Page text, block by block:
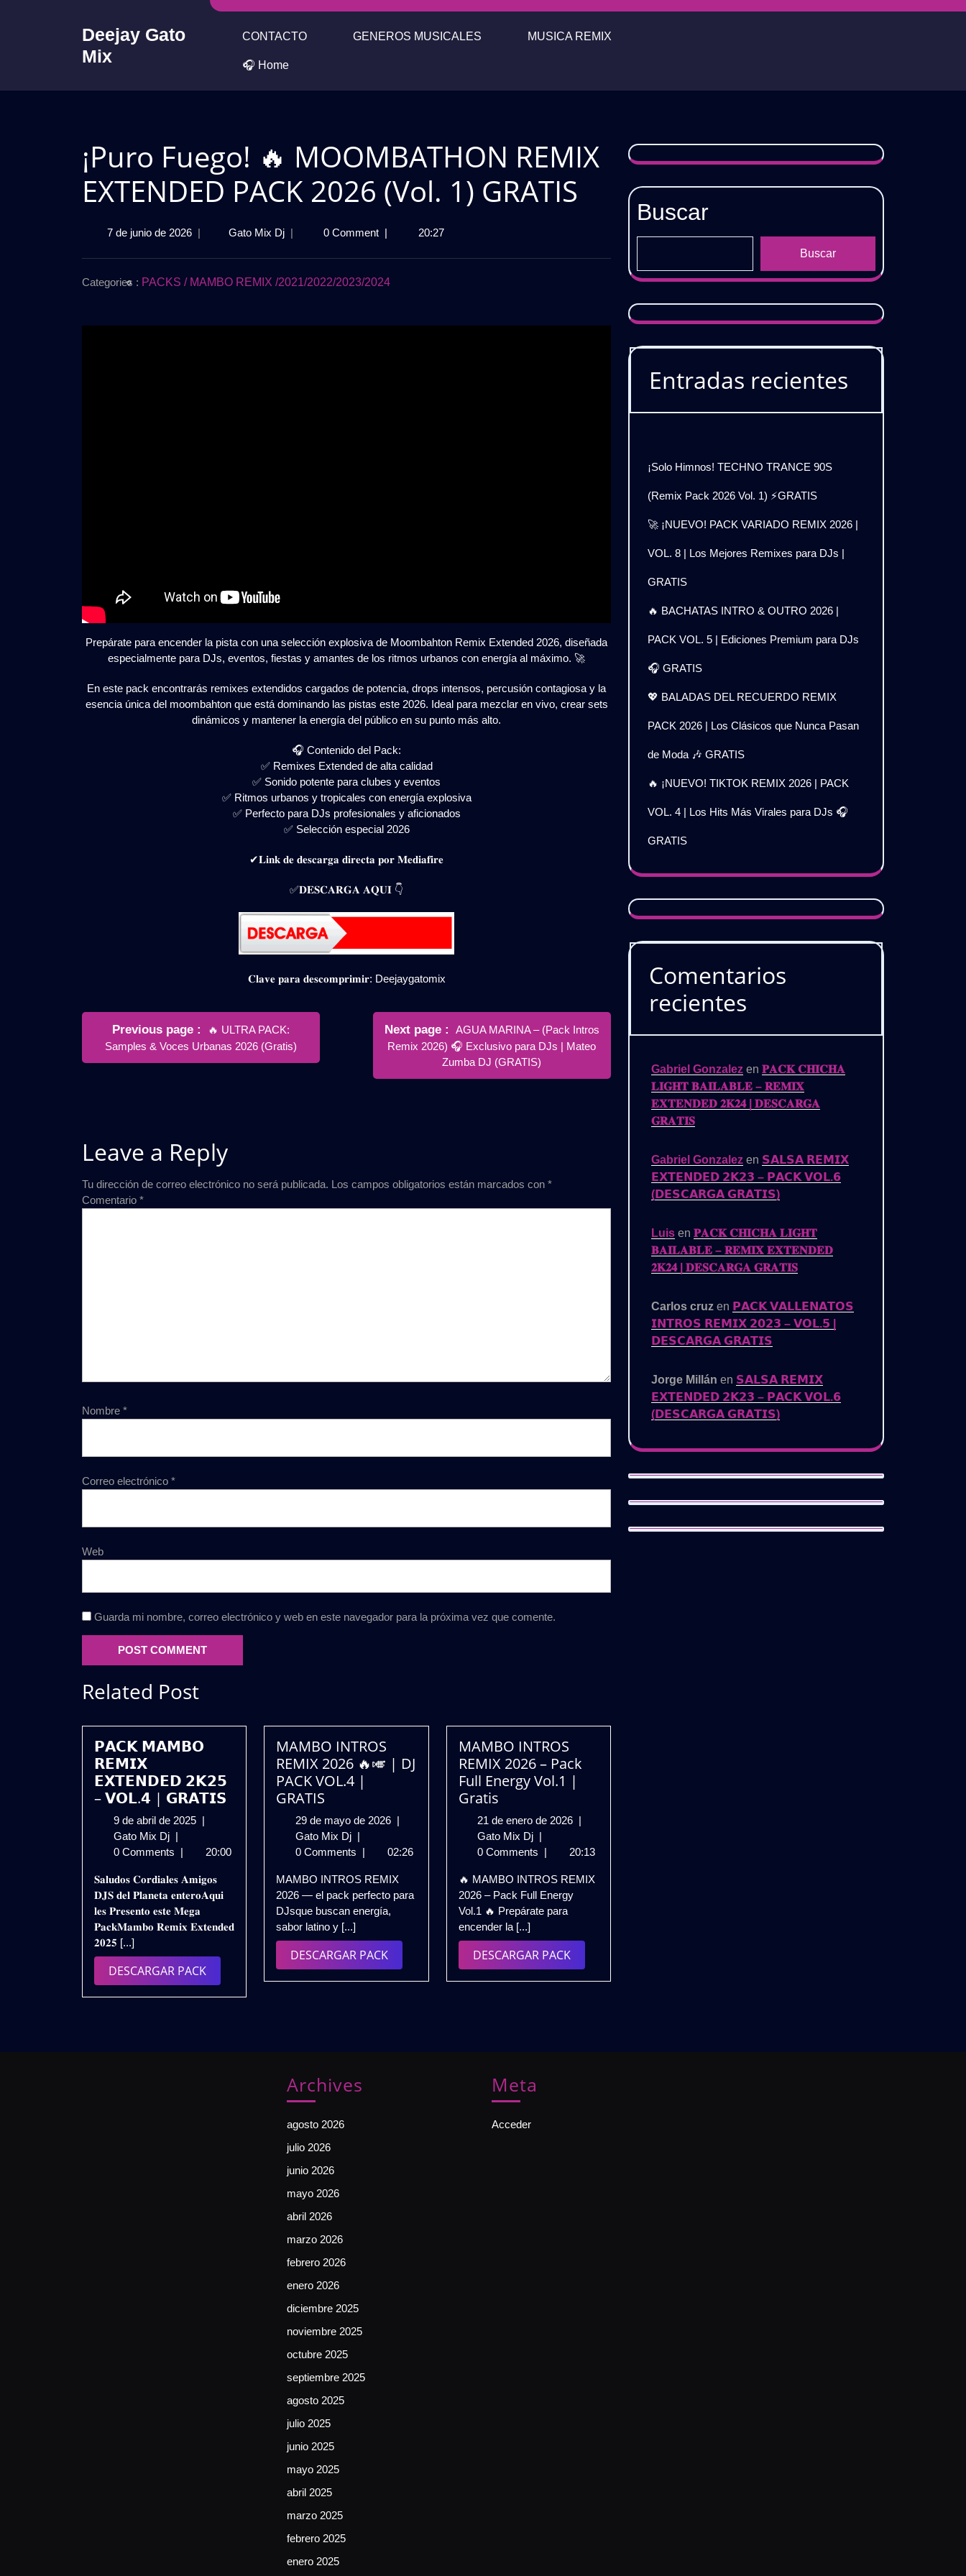
Deejay Gato
Mix
CONTACTO GENEROS MUSICALES MUSICA REMIX
🎧 Home
¡Puro Fuego! 🔥 MOOMBATHON REMIX
EXTENDED PACK 2026 (Vol. 1) GRATIS
7 de junio de 20267
de
| Gato Mix Dj¡Puro
MOOMBATHON
PACK
| 0 Comment | 20:27
Categories : PACKS / MAMBO REMIX /2021/2022/2023/2024
Prepárate para encender la pista con una selección explosiva de Moombahton Remix Extended 2026, diseñada
especialmente para DJs, eventos, fiestas y amantes de los ritmos urbanos con energía al máximo. 🚀
En este pack encontrarás remixes extendidos cargados de potencia, drops intensos, percusión contagiosa y la
esencia única del moombahton que está dominando las pistas este 2026. Ideal para mezclar en vivo, crear sets
dinámicos y mantener la energía del público en su punto más alto.
🎧 Contenido del Pack:
✅ Remixes Extended de alta calidad
✅ Sonido potente para clubes y eventos
✅ Ritmos urbanos y tropicales con energía explosiva
✅ Perfecto para DJs profesionales y aficionados
✅ Selección especial 2026
✔𝐋𝐢𝐧𝐤 𝐝𝐞 𝐝𝐞𝐬𝐜𝐚𝐫𝐠𝐚 𝐝𝐢𝐫𝐞𝐜𝐭𝐚 𝐩𝐨𝐫 𝐌𝐞𝐝𝐢𝐚𝐟𝐢𝐫𝐞
✅𝐃𝐄𝐒𝐂𝐀𝐑𝐆𝐀 𝐀𝐐𝐔𝐈 👇
𝐂𝐥𝐚𝐯𝐞 𝐩𝐚𝐫𝐚 𝐝𝐞𝐬𝐜𝐨𝐦𝐩𝐫𝐢𝐦𝐢𝐫: Deejaygatomix
Navegación
de
entradas
Previous page
Older
Posts
🔥 ULTRA PACK:
Samples & Voces Urbanas 2026 (Gratis)
Next page
Newer
Posts
AGUA MARINA – (Pack Intros
Remix 2026) 🎧 Exclusivo para DJs | Mateo
Zumba DJ (GRATIS)
Leave a Reply
Tu dirección de correo electrónico no será publicada. Los campos obligatorios están marcados con *
Comentario *
Nombre *
Correo electrónico *
Web
Guarda mi nombre, correo electrónico y web en este navegador para la próxima vez que comente.
Related Post
𝗣𝗔𝗖𝗞 𝗠𝗔𝗠𝗕𝗢
𝗥𝗘𝗠𝗜𝗫
𝗘𝗫𝗧𝗘𝗡𝗗𝗘𝗗 𝟮𝗞𝟮𝟱
– 𝗩𝗢𝗟.𝟰 | 𝗚𝗥𝗔𝗧𝗜𝗦
9 de abril de 2025 9
abril
2025
|
Gato Mix Dj 𝗣𝗔𝗖𝗞
𝗠𝗔𝗠𝗕𝗢
𝗘𝗫𝗧𝗘𝗡𝗗𝗘𝗗
𝟮𝗞𝟮𝟱
–
𝗩𝗢𝗟.𝟰
|
0 Comments | 20:00
𝐒𝐚𝐥𝐮𝐝𝐨𝐬 𝐂𝐨𝐫𝐝𝐢𝐚𝐥𝐞𝐬 𝐀𝐦𝐢𝐠𝐨𝐬
𝐃𝐉𝐒 𝐝𝐞𝐥 𝐏𝐥𝐚𝐧𝐞𝐭𝐚 𝐞𝐧𝐭𝐞𝐫𝐨𝐀𝐪𝐮𝐢
𝐥𝐞𝐬 𝐏𝐫𝐞𝐬𝐞𝐧𝐭𝐨 𝐞𝐬𝐭𝐞 𝐌𝐞𝐠𝐚
𝐏𝐚𝐜𝐤𝐌𝐚𝐦𝐛𝐨 𝐑𝐞𝐦𝐢𝐱 𝐄𝐱𝐭𝐞𝐧𝐝𝐞𝐝
𝟐𝟎𝟐𝟓 [...]
DESCARGAR PACKDESCARGAR
PACK
MAMBO INTROS
REMIX 2026 🔥🎺 | DJ
PACK VOL.4 |
GRATIS
29 de mayo de 2026 29
mayo
2026
|
Gato Mix Dj MAMBO
INTROS
2026
🔥
🎺
|
PACK
|
0 Comments | 02:26
MAMBO INTROS REMIX
2026 — el pack perfecto para
DJsque buscan energía,
sabor latino y [...]
DESCARGAR PACKDESCARGAR
PACK
MAMBO INTROS
REMIX 2026 – Pack
Full Energy Vol.1 |
Gratis
21 de enero de 2026 21
enero
2026
|
Gato Mix Dj MAMBO
INTROS
2026
–
Pack
Vol.1
|
0 Comments | 20:13
🔥 MAMBO INTROS REMIX
2026 – Pack Full Energy
Vol.1 🔥 Prepárate para
encender la [...]
DESCARGAR PACKDESCARGAR
PACK
Buscar
Buscar
Entradas recientes
¡Solo Himnos! TECHNO TRANCE 90S
(Remix Pack 2026 Vol. 1) ⚡GRATIS
🚀 ¡NUEVO! PACK VARIADO REMIX 2026 |
VOL. 8 | Los Mejores Remixes para DJs |
GRATIS
🔥 BACHATAS INTRO & OUTRO 2026 |
PACK VOL. 5 | Ediciones Premium para DJs
🎧 GRATIS
💖 BALADAS DEL RECUERDO REMIX
PACK 2026 | Los Clásicos que Nunca Pasan
de Moda 🎶 GRATIS
🔥 ¡NUEVO! TIKTOK REMIX 2026 | PACK
VOL. 4 | Los Hits Más Virales para DJs 🎧
GRATIS
Comentarios
recientes
Gabriel Gonzalez en 𝐏𝐀𝐂𝐊 𝐂𝐇𝐈𝐂𝐇𝐀
𝐋𝐈𝐆𝐇𝐓 𝐁𝐀𝐈𝐋𝐀𝐁𝐋𝐄 – 𝐑𝐄𝐌𝐈𝐗
𝐄𝐗𝐓𝐄𝐍𝐃𝐄𝐃 𝟐𝐊𝟐𝟒 | 𝐃𝐄𝐒𝐂𝐀𝐑𝐆𝐀
𝐆𝐑𝐀𝐓𝐈𝐒
Gabriel Gonzalez en 𝗦𝗔𝗟𝗦𝗔 𝗥𝗘𝗠𝗜𝗫
𝗘𝗫𝗧𝗘𝗡𝗗𝗘𝗗 𝟮𝗞𝟮𝟯 – 𝗣𝗔𝗖𝗞 𝗩𝗢𝗟.𝟲
(𝗗𝗘𝗦𝗖𝗔𝗥𝗚𝗔 𝗚𝗥𝗔𝗧𝗜𝗦)
Luis en 𝐏𝐀𝐂𝐊 𝐂𝐇𝐈𝐂𝐇𝐀 𝐋𝐈𝐆𝐇𝐓
𝐁𝐀𝐈𝐋𝐀𝐁𝐋𝐄 – 𝐑𝐄𝐌𝐈𝐗 𝐄𝐗𝐓𝐄𝐍𝐃𝐄𝐃
𝟐𝐊𝟐𝟒 | 𝐃𝐄𝐒𝐂𝐀𝐑𝐆𝐀 𝐆𝐑𝐀𝐓𝐈𝐒
Carlos cruz en 𝗣𝗔𝗖𝗞 𝗩𝗔𝗟𝗟𝗘𝗡𝗔𝗧𝗢𝗦
𝗜𝗡𝗧𝗥𝗢𝗦 𝗥𝗘𝗠𝗜𝗫 𝟮𝟬𝟮𝟯 – 𝗩𝗢𝗟.𝟱 |
𝗗𝗘𝗦𝗖𝗔𝗥𝗚𝗔 𝗚𝗥𝗔𝗧𝗜𝗦
Jorge Millán en 𝗦𝗔𝗟𝗦𝗔 𝗥𝗘𝗠𝗜𝗫
𝗘𝗫𝗧𝗘𝗡𝗗𝗘𝗗 𝟮𝗞𝟮𝟯 – 𝗣𝗔𝗖𝗞 𝗩𝗢𝗟.𝟲
(𝗗𝗘𝗦𝗖𝗔𝗥𝗚𝗔 𝗚𝗥𝗔𝗧𝗜𝗦)
Archives
agosto 2026
julio 2026
junio 2026
mayo 2026
abril 2026
marzo 2026
febrero 2026
enero 2026
diciembre 2025
noviembre 2025
octubre 2025
septiembre 2025
agosto 2025
julio 2025
junio 2025
mayo 2025
abril 2025
marzo 2025
febrero 2025
enero 2025
Meta
Acceder